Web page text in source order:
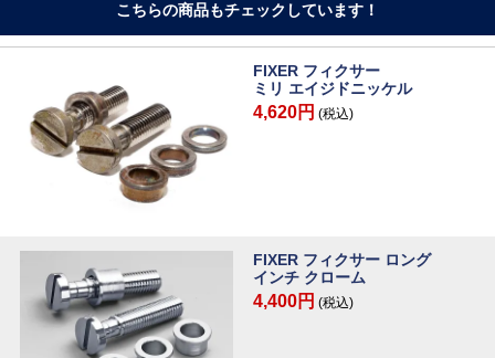
こちらの商品もチェックしています！
FIXER フィクサー
ミリ エイジドニッケル
4,620円 (税込)
FIXER フィクサー ロング
インチ クローム
4,400円 (税込)